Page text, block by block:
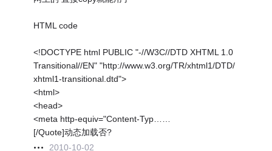
HTML code
<!DOCTYPE html PUBLIC "-//W3C//DTD XHTML 1.0
Transitional//EN" "http://www.w3.org/TR/xhtml1/DTD/
xhtml1-transitional.dtd">
<html>
<head>
<meta http-equiv="Content-Typ……
[/Quote]动态加载否?
2010-10-02